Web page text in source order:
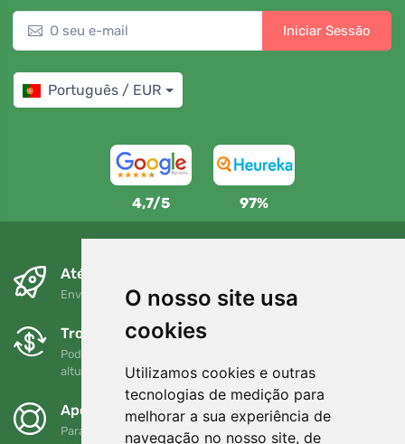
O nosso site usa
cookies
Utilizamos cookies e outras
tecnologias de medição para
melhorar a sua experiência de
navegação no nosso site, de
Iniciar Sessão
Português / EUR
4,7/5 97%
Até ao dia seguinte e sem custos
Envio gratuito para encomendas superiores a 80 EUR
Trocas e devoluções gratuitas
Pode devolver ou trocar a sua encomenda em qualquer
altura no prazo de 90 dias
Apoiamos a Trees.org
Para cada encomenda plantamos uma árvore! Leia mais